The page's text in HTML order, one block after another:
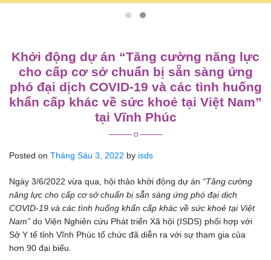
Khởi động dự án “Tăng cường năng lực
cho cấp cơ sở chuẩn bị sẵn sàng ứng
phó đại dịch COVID-19 và các tình huống
khẩn cấp khác về sức khoẻ tại Việt Nam”
tại Vĩnh Phúc
Posted on Tháng Sáu 3, 2022 by isds
Ngày 3/6/2022 vừa qua, hội thảo khởi động dự án “Tăng cường
năng lực cho cấp cơ sở chuẩn bị sẵn sàng ứng phó đại dịch
COVID-19 và các tình huống khẩn cấp khác về sức khoẻ tại Việt
Nam” do Viện Nghiên cứu Phát triển Xã hội (ISDS) phối hợp với
Sở Y tế tỉnh Vĩnh Phúc tổ chức đã diễn ra với sự tham gia của
hơn 90 đại biểu.